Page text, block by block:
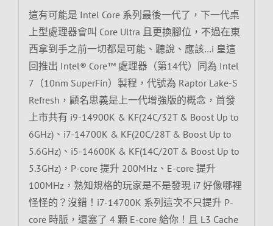
這有可能是 Intel Core 系列最後一代了，下一代桌
上型處理器會叫 Core Ultra 且更換腳位，不過在東
西拿到手之前一切都是可能、聽說、應該…i 皇這
回推出 Intel® Core™ 處理器（第14代）同為 Intel
7（10nm SuperFin）製程，代號為 Raptor Lake-S
Refresh，顧名思義是上一代增強版的概念，首發
上市共有 i9-14900K & KF(24C/32T & Boost Up to
6GHz)、i7-14700K & KF(20C/28T & Boost Up to
5.6GHz)、i5-14600K & KF(14C/20T & Boost Up to
5.3GHz)，P-core 提升 200MHz、E-core 提升
100MHz，熟知規格的玩家是不是發現 i7 好像哪裡
怪怪的？沒錯！i7-14700K 系列這次不只提升 P-
core 時脈，還塞了 4 顆 E-core 給你！且 L3 Cache